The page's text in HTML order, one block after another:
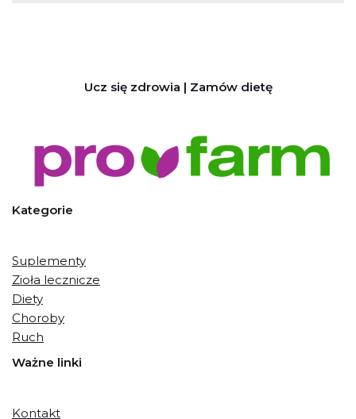
Ucz się zdrowia | Zamów dietę
Kategorie
Suplementy
Zioła lecznicze
Diety
Choroby
Ruch
Ważne linki
Kontakt